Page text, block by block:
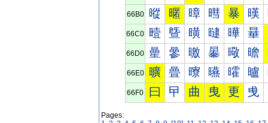
66B0 暰 暱 暲 暳 暴 暵
66C0 曀 曁 曂 曃 曄 曅
66D0 曐 曑 曒 曓 曔 曕
66E0 曠 曡 曢 曣 曤 曥
66F0 曰 曱 曲 曳 更 曵
Pages: